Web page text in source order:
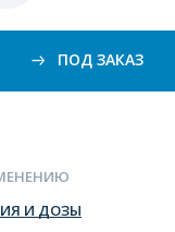
ПОД ЗАКАЗ
И ДОЗЫ